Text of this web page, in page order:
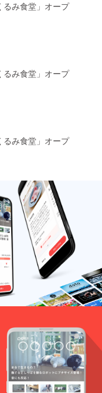
ご相談
量＝時
（例：2
時間利
量2」で
ご支援
くださ
い） ・
有効期
限：
2025年
8月1日
から1年
する場
合等、
があり
ます。
返金は
掲載期
間は
2025年
8月から
1年間で
す。
み食堂」オープ
み食堂」オープ
み食堂」オープ